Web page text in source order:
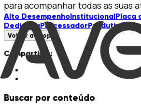
para acompanhar todas as suas
Alto DesempenhoInstitucionalPlaca
DedicadaProcessadorProdutividade
Voltar ao topo
Compartilhe:
Buscar por conteúdo